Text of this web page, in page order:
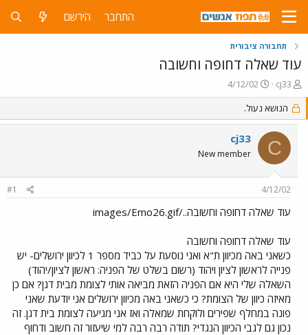
התחבר הירשם
תחבורה ציבורית
עוד שאלה דחופה וחשובה
פ
ו
ת
ח
נ
cj33
פ
ו
ר
ס
ב
ת
ך
4/12/02
הנושא נעול.
C
cj33
New member
4/12/02
#1
עוד שאלה דחופה וחשובה../images/Emo26.gif
עוד שאלה דחופה וחשובה
כשאני באה מכיוון ת"א ואני נוסעת על כביד מספר 1 לכיוון ירושלים- יש
פנייה לראשון לציון ויהוד (רשום בשלט של הפניה: ראשון לציון/יהוד)
השאלה שלי היא אם הפניה הזאת מביאה אותי לצומת מבית דגן? אם כן
מאיזה כיוון של הצומת? כי כשאני באה מכיוון ירושלים אני יודעת שאני
פונה במחלף שפירים ולוקחת שמאלה ואז אני מגיעה לצומת בית דגן. זה
נכון גם לגבי הכיוון הנגדי? תודה רבה רבה למי שיעזור זה חשוב ודחוף